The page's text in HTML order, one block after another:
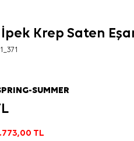
İpek Krep Saten
SUMMER
TL